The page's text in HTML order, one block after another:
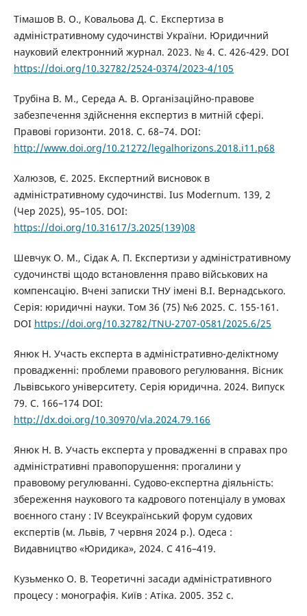
Тімашов В. О., Ковальова Д. С. Експертиза в
адміністративному судочинстві України. Юридичний
науковий електронний журнал. 2023. № 4. С. 426-429. DOI
https://doi.org/10.32782/2524-0374/2023-4/105
Трубіна В. М., Середа А. В. Організаційно-правове
забезпечення здійснення експертиз в митній сфері.
Правові горизонти. 2018. С. 68–74. DOI:
http://www.doi.org/10.21272/legalhorizons.2018.i11.p68
Халюзов, Є. 2025. Експертний висновок в
адміністративному судочинстві. Ius Modernum. 139, 2
(Чер 2025), 95–105. DOI:
https://doi.org/10.31617/3.2025(139)08
Шевчук О. М., Сідак А. П. Експертизи у адміністративному
судочинстві щодо встановлення право військових на
компенсацію. Вчені записки ТНУ імені В.І. Вернадського.
Серія: юридичні науки. Том 36 (75) №6 2025. С. 155-161.
DOI https://doi.org/10.32782/TNU-2707-0581/2025.6/25
Янюк Н. Участь експерта в адміністративно-деліктному
провадженні: проблеми правового регулювання. Вісник
Львівського університету. Серія юридична. 2024. Випуск
79. С. 166–174 DOI:
http://dx.doi.org/10.30970/vla.2024.79.166
Янюк Н. В. Участь експерта у провадженні в справах про
адміністративні правопорушення: прогалини у
правовому регулюванні. Судово-експертна діяльність:
збереження наукового та кадрового потенціалу в умовах
воєнного стану : IV Всеукраїнський форум судових
експертів (м. Львів, 7 червня 2024 р.). Одеса :
Видавництво «Юридика», 2024. С 416–419.
Кузьменко О. В. Теоретичні засади адміністративного
процесу : монографія. Київ : Атіка. 2005. 352 с.